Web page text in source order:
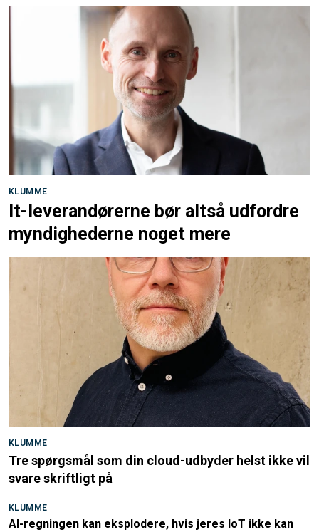
KLUMME
It-leverandørerne bør altså udfordre
myndighederne noget mere
KLUMME
Tre spørgsmål som din cloud-udbyder helst ikke vil
svare skriftligt på
KLUMME
AI-regningen kan eksplodere, hvis jeres IoT ikke kan